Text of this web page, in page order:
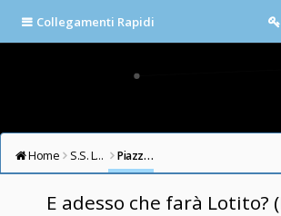
Collegamenti Rapidi
Home S.S. LAZIO FORUM Piazza della Libertà
E adesso che farà Lotito?